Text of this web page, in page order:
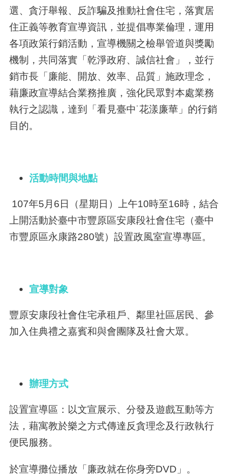
選、貪汙舉報、反詐騙及推動社會住宅，落實居
住正義等教育宣導資訊，並提倡專業倫理，運用
各項政策行銷活動，宣導機關之檢舉管道與獎勵
機制，共同落實「乾淨政府、誠信社會」，並行
銷市長「廉能、開放、效率、品質」施政理念，
藉廉政宣導結合業務推廣，強化民眾對本處業務
執行之認識，達到「看見臺中˙花漾廉華」的行銷
目的。
活動時間與地點
107年5月6日（星期日）上午10時至16時，結合
上開活動於臺中市豐原區安康段社會住宅（臺中
市豐原區永康路280號）設置政風室宣導專區。
宣導對象
豐原安康段社會住宅承租戶、鄰里社區居民、參
加入住典禮之嘉賓和與會團隊及社會大眾。
辦理方式
設置宣導區：以文宣展示、分發及遊戲互動等方
法，藉寓教於樂之方式傳達反貪理念及行政執行
便民服務。
於宣導攤位播放「廉政就在你身旁DVD」。